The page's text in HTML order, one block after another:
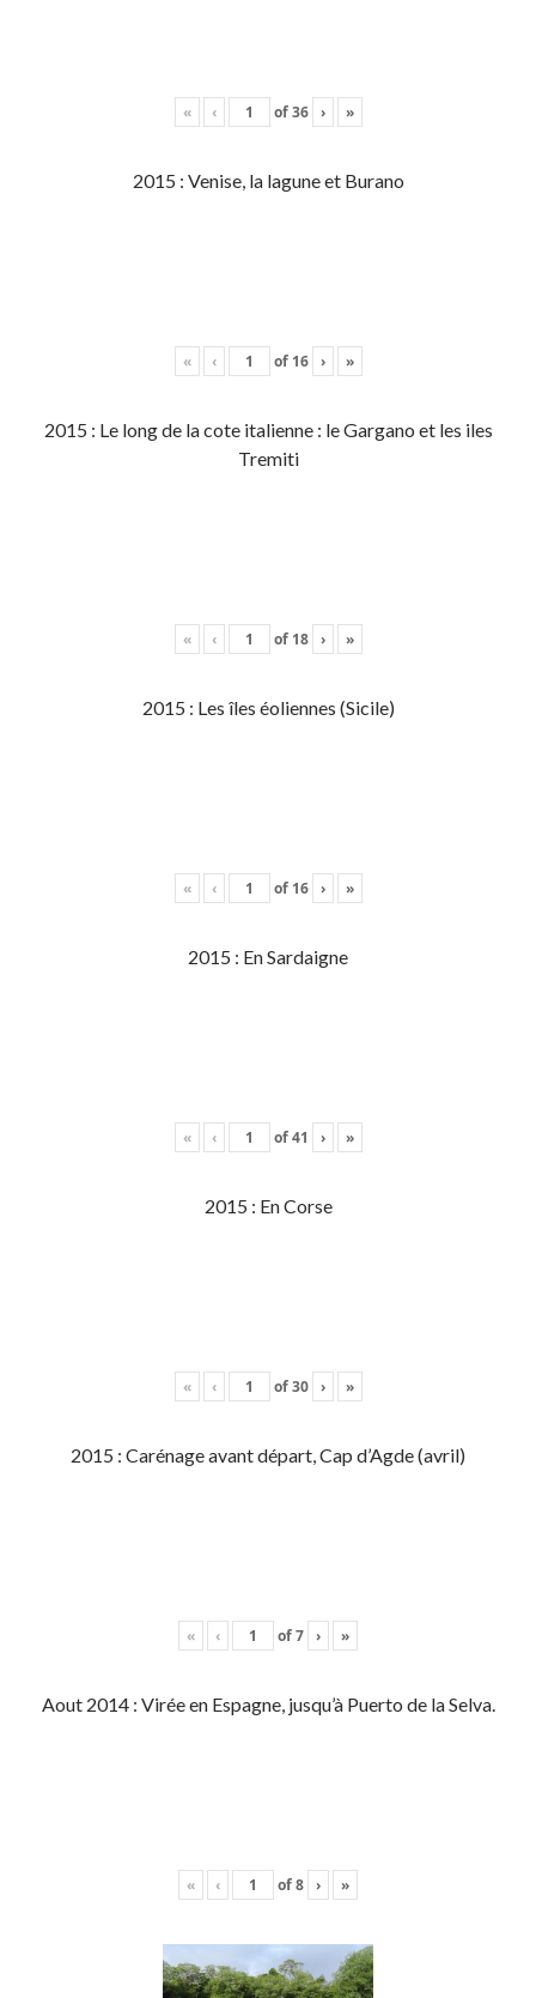
« ‹ of36 › »
2015 : Venise, la lagune et Burano
« ‹ of 16 › »
2015 : Le long de la cote italienne : le Gargano et les iles
Tremiti
« ‹ of 18 › »
2015 : Les îles éoliennes (Sicile)
« ‹ of 16 › »
2015 : En Sardaigne
« ‹ of41 › »
2015 : En Corse
« ‹ of30 › »
2015 : Carénage avant départ, Cap d’Agde (avril)
« ‹ of7 › »
Aout 2014 : Virée en Espagne, jusqu’à Puerto de la Selva.
« ‹ of8 › »